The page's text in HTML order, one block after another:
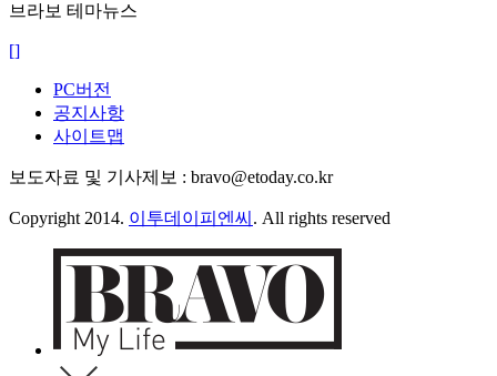
브라보 테마뉴스
[]
PC버전
공지사항
사이트맵
보도자료 및 기사제보 : bravo@etoday.co.kr
Copyright 2014. 이투데이피엔씨 . All rights reserved